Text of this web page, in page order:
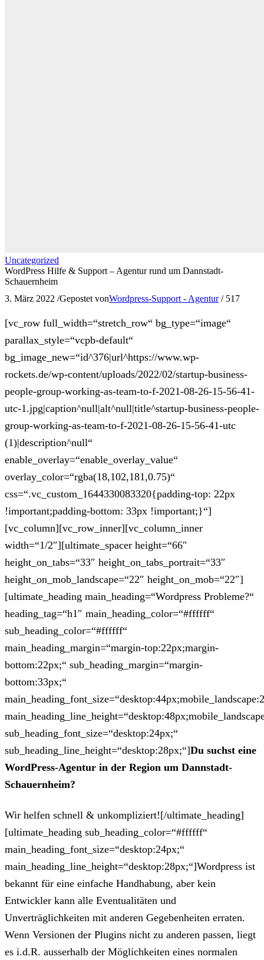
Uncategorized
WordPress Hilfe & Support – Agentur rund um Dannstadt-
Schauernheim
3. März 2022 /Gepostet vonWordpress-Support - Agentur / 517
[vc_row full_width=“stretch_row“ bg_type=“image“
parallax_style=“vcpb-default“
bg_image_new=“id^376|url^https://www.wp-
rockets.de/wp-content/uploads/2022/02/startup-business-
people-group-working-as-team-to-f-2021-08-26-15-56-41-
utc-1.jpg|caption^null|alt^null|title^startup-business-people-
group-working-as-team-to-f-2021-08-26-15-56-41-utc
(1)|description^null“
enable_overlay=“enable_overlay_value“
overlay_color=“rgba(18,102,181,0.75)“
css=“.vc_custom_1644330083320{padding-top: 22px
!important;padding-bottom: 33px !important;}“]
[vc_column][vc_row_inner][vc_column_inner
width=“1/2″][ultimate_spacer height=“66″
height_on_tabs=“33″ height_on_tabs_portrait=“33″
height_on_mob_landscape=“22″ height_on_mob=“22″]
[ultimate_heading main_heading=“Wordpress Probleme?“
heading_tag=“h1″ main_heading_color=“#ffffff“
sub_heading_color=“#ffffff“
main_heading_margin=“margin-top:22px;margin-
bottom:22px;“ sub_heading_margin=“margin-
bottom:33px;“
sub_heading_font_size=“desktop:24px;“
sub_heading_line_height=“desktop:28px;“]Du suchst eine
WordPress-Agentur in der Region um Dannstadt-
Schauernheim?
Wir helfen schnell & unkompliziert![/ultimate_heading]
[ultimate_heading sub_heading_color=“#ffffff“
main_heading_font_size=“desktop:24px;“
main_heading_line_height=“desktop:28px;“]Wordpress ist
bekannt für eine einfache Handhabung, aber kein
Entwickler kann alle Eventualitäten und
Unverträglichkeiten mit anderen Gegebenheiten erraten.
Wenn Versionen der Plugins nicht zu anderen passen, liegt
es i.d.R. ausserhalb der Möglichkeiten eines normalen